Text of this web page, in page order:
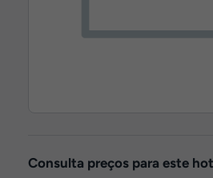
Consulta preços para este